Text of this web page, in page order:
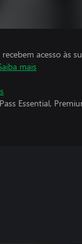
acesso às
mais
Essential,